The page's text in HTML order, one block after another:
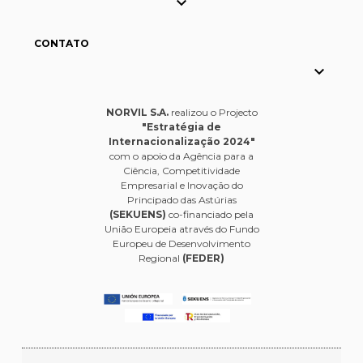
CONTATO

NORVIL S.A.realizou o Projecto
"Estratégia de
Internacionalização 2024"
com o apoio da Agência para a
Ciência, Competitividade
Empresarial e Inovação do
Principado das Astúrias
(SEKUENS) co-financiado pela
União Europeia através do Fundo
Europeu de Desenvolvimento
Regional (FEDER)